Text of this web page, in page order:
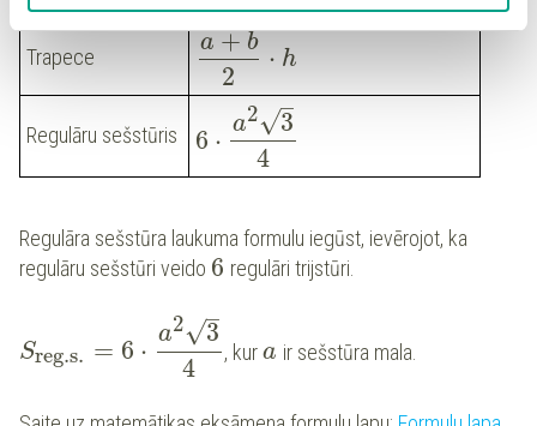
piekrišanu sadaļā “Sīkdatņu iestatījumi”.
Trapece
a + b
2
⋅ h
Regulāru sešstūris 6 ⋅
a2 3
–
√
4
Regulāra sešstūra laukuma formulu iegūst, ievērojot, ka
regulāru sešstūri veido 6 regulāri trijstūri.
Sreg.s. = 6 ⋅
a2 3
–
√
4
, kura ir sešstūra mala.